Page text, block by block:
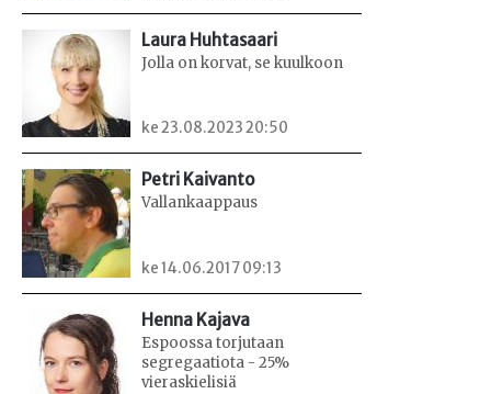
Laura Huhtasaari
Jolla on korvat, se kuulkoon
ke 23.08.2023 20:50
Petri Kaivanto
Vallankaappaus
ke 14.06.2017 09:13
Henna Kajava
Espoossa torjutaan
segregaatiota - 25%
vieraskielisiä